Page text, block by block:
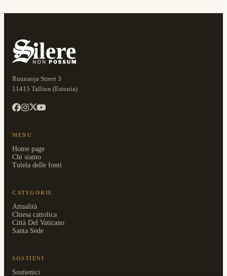
Ruunaoja Street 3
11415 Tallinn (Estonia)
MENU
Home page
Chi siamo
Tutela delle fonti
CATEGORIE
Attualità
Chiesa cattolica
Città Del Vaticano
Santa Sede
SOSTIENI
Sostienici